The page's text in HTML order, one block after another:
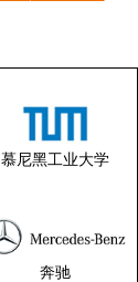
慕尼黑工业大学
奔驰